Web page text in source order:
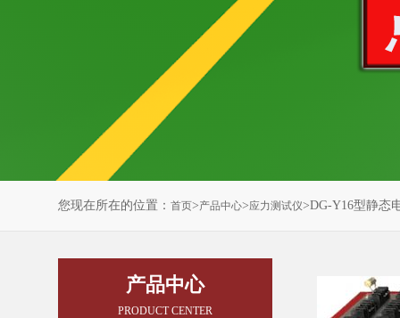
您现在所在的位置： 首页>产品中心>应力测试仪>DG-Y16型静态
产品中心
PRODUCT CENTER